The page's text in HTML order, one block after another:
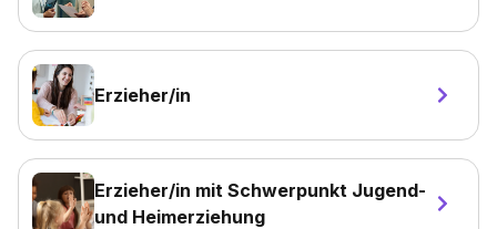
Erzieher/in
Erzieher/in mit Schwerpunkt Jugend-
und Heimerziehung